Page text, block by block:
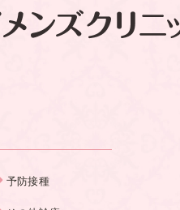
予防接種